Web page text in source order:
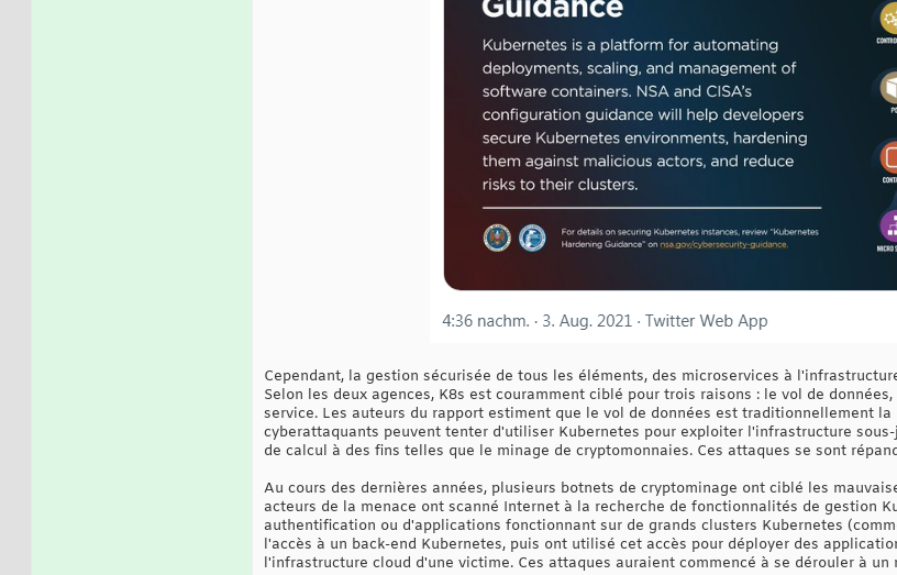
Cependant, la gestion sécurisée de tous les éléments, des microservices à
Selon les deux agences, K8s est couramment ciblé pour trois raisons : le vol de
service. Les auteurs du rapport estiment que le vol de données est traditionnellement
cyberattaquants peuvent tenter d'utiliser Kubernetes pour exploiter l'infrastructure
de calcul à des fins telles que le minage de cryptomonnaies. Ces attaques se sont
Au cours des dernières années, plusieurs botnets de cryptominage ont ciblé les
acteurs de la menace ont scanné Internet à la recherche de fonctionnalités de gestion
authentification ou d'applications fonctionnant sur de grands clusters Kubernetes
l'accès à un back-end Kubernetes, puis ont utilisé cet accès pour déployer des
l'infrastructure cloud d'une victime. Ces attaques auraient commencé à se dérouler à